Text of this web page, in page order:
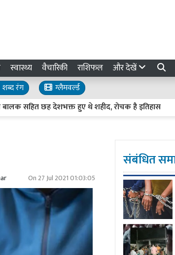
स्वास्थ्य वैचारिकी राशिफल और देखें
शब्द रंग
ग्लैमवर्ल्ड
छह देशभक्त हुए थे शहीद, रोचक है इतिहास
On 27 Jul 2021 01:03:05
संबंधित